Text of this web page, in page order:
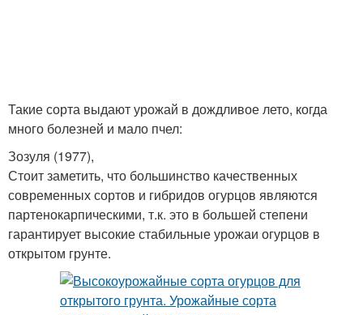
Такие сорта выдают урожай в дождливое лето, когда
много болезней и мало пчел:
Зозуля (1977),
Стоит заметить, что большинство качественных
современных сортов и гибридов огурцов являются
партенокарпическими, т.к. это в большей степени
гарантирует высокие стабильные урожаи огурцов в
открытом грунте.